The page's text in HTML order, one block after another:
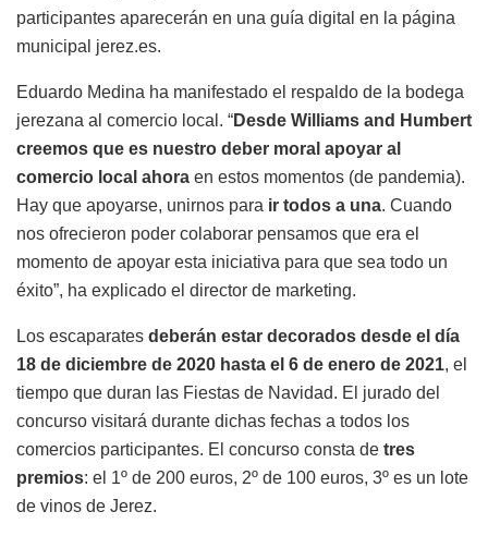
participantes aparecerán en una guía digital en la página
municipal jerez.es.
Eduardo Medina ha manifestado el respaldo de la bodega
jerezana al comercio local. “Desde Williams and Humbert
creemos que es nuestro deber moral apoyar al
comercio local ahora en estos momentos (de pandemia).
Hay que apoyarse, unirnos para ir todos a una. Cuando
nos ofrecieron poder colaborar pensamos que era el
momento de apoyar esta iniciativa para que sea todo un
éxito”, ha explicado el director de marketing.
Los escaparates deberán estar decorados desde el día
18 de diciembre de 2020 hasta el 6 de enero de 2021, el
tiempo que duran las Fiestas de Navidad. El jurado del
concurso visitará durante dichas fechas a todos los
comercios participantes. El concurso consta de tres
premios: el 1º de 200 euros, 2º de 100 euros, 3º es un lote
de vinos de Jerez.